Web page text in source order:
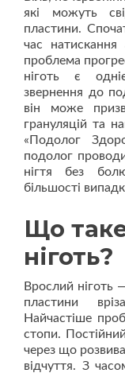
які можуть
пластини.
час
проблема
ніготь є
звернення до
він може
грануляцій та
«Подолог
подолог
нігтя без
більшості
Що
ніготь?
Врослий ніготь
пластини
Найчастіше
стопи.
через що
відчуття. З